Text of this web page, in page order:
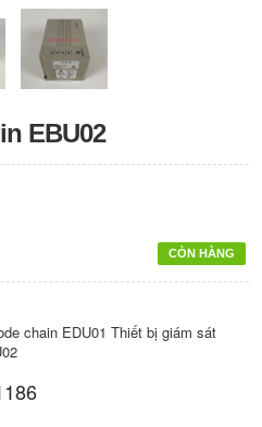
EBU02
CÒN HÀNG
chain EDU01 Thiết bị giám sát